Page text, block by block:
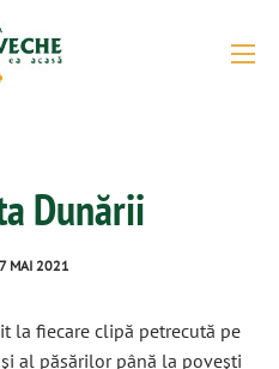
Dunării
MAI 2021
la fiecare clipă petrecută pe
al păsărilor până la poveşti